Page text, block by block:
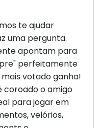
te ajudar
uma pergunta.
apontam para
perfeitamente
votado ganha!
coroado o amigo
para jogar em
velórios,